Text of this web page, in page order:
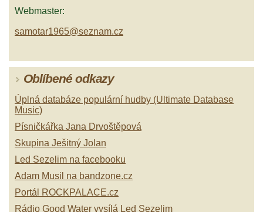
Webmaster:
samotar1965@seznam.cz
Oblíbené odkazy
Úplná databáze populární hudby (Ultimate Database
Music)
Písničkářka Jana Drvoštěpová
Skupina Ješitný Jolan
Led Sezelim na facebooku
Adam Musil na bandzone.cz
Portál ROCKPALACE.cz
Rádio Good Water vysílá Led Sezelim